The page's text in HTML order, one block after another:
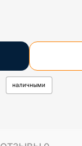
наличными